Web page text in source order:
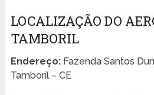
LOCALIZAÇÃO DO
TAMBORIL
Endereço:Fazenda Santos
Tamboril – CE